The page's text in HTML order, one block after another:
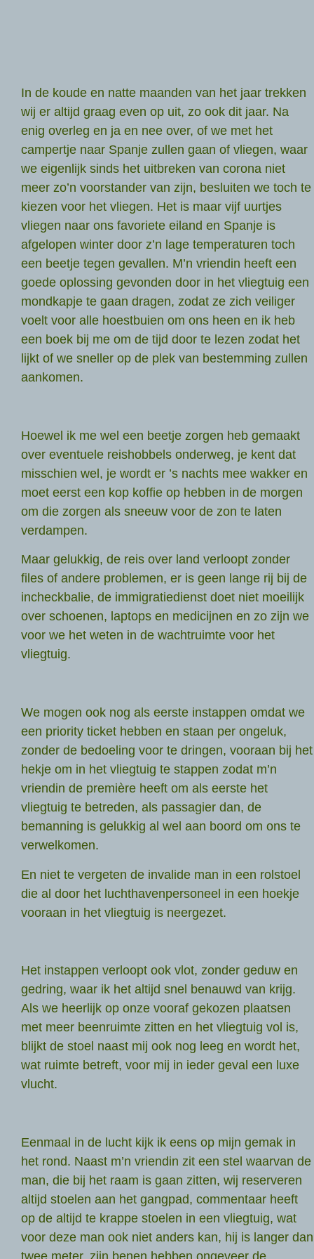
In de koude en natte maanden van het jaar trekken
wij er altijd graag even op uit, zo ook dit jaar. Na
enig overleg en ja en nee over, of we met het
campertje naar Spanje zullen gaan of vliegen, waar
we eigenlijk sinds het uitbreken van corona niet
meer zo’n voorstander van zijn, besluiten we toch te
kiezen voor het vliegen. Het is maar vijf uurtjes
vliegen naar ons favoriete eiland en Spanje is
afgelopen winter door z’n lage temperaturen toch
een beetje tegen gevallen. M’n vriendin heeft een
goede oplossing gevonden door in het vliegtuig een
mondkapje te gaan dragen, zodat ze zich veiliger
voelt voor alle hoestbuien om ons heen en ik heb
een boek bij me om de tijd door te lezen zodat het
lijkt of we sneller op de plek van bestemming zullen
aankomen.
Hoewel ik me wel een beetje zorgen heb gemaakt
over eventuele reishobbels onderweg, je kent dat
misschien wel, je wordt er ’s nachts mee wakker en
moet eerst een kop koffie op hebben in de morgen
om die zorgen als sneeuw voor de zon te laten
verdampen.
Maar gelukkig, de reis over land verloopt zonder
files of andere problemen, er is geen lange rij bij de
incheckbalie, de immigratiedienst doet niet moeilijk
over schoenen, laptops en medicijnen en zo zijn we
voor we het weten in de wachtruimte voor het
vliegtuig.
We mogen ook nog als eerste instappen omdat we
een priority ticket hebben en staan per ongeluk,
zonder de bedoeling voor te dringen, vooraan bij het
hekje om in het vliegtuig te stappen zodat m’n
vriendin de première heeft om als eerste het
vliegtuig te betreden, als passagier dan, de
bemanning is gelukkig al wel aan boord om ons te
verwelkomen.
En niet te vergeten de invalide man in een rolstoel
die al door het luchthavenpersoneel in een hoekje
vooraan in het vliegtuig is neergezet.
Het instappen verloopt ook vlot, zonder geduw en
gedring, waar ik het altijd snel benauwd van krijg.
Als we heerlijk op onze vooraf gekozen plaatsen
met meer beenruimte zitten en het vliegtuig vol is,
blijkt de stoel naast mij ook nog leeg en wordt het,
wat ruimte betreft, voor mij in ieder geval een luxe
vlucht.
Eenmaal in de lucht kijk ik eens op mijn gemak in
het rond. Naast m’n vriendin zit een stel waarvan de
man, die bij het raam is gaan zitten, wij reserveren
altijd stoelen aan het gangpad, commentaar heeft
op de altijd te krappe stoelen in een vliegtuig, wat
voor deze man ook niet anders kan, hij is langer dan